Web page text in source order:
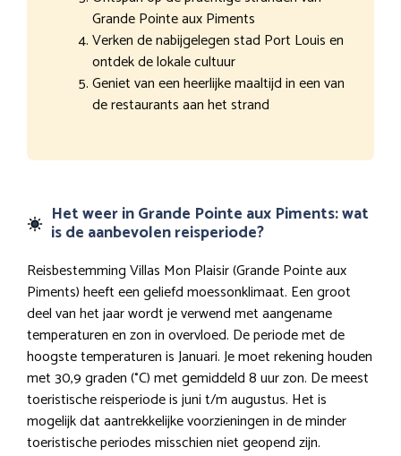
Grande Pointe aux Piments
Verken de nabijgelegen stad Port Louis en
ontdek de lokale cultuur
Geniet van een heerlijke maaltijd in een van
de restaurants aan het strand
Het weer in Grande Pointe aux Piments: wat
is de aanbevolen reisperiode?
Reisbestemming Villas Mon Plaisir (Grande Pointe aux
Piments) heeft een geliefd moessonklimaat. Een groot
deel van het jaar wordt je verwend met aangename
temperaturen en zon in overvloed. De periode met de
hoogste temperaturen is Januari. Je moet rekening houden
met 30,9 graden (°C) met gemiddeld 8 uur zon. De meest
toeristische reisperiode is juni t/m augustus. Het is
mogelijk dat aantrekkelijke voorzieningen in de minder
toeristische periodes misschien niet geopend zijn.